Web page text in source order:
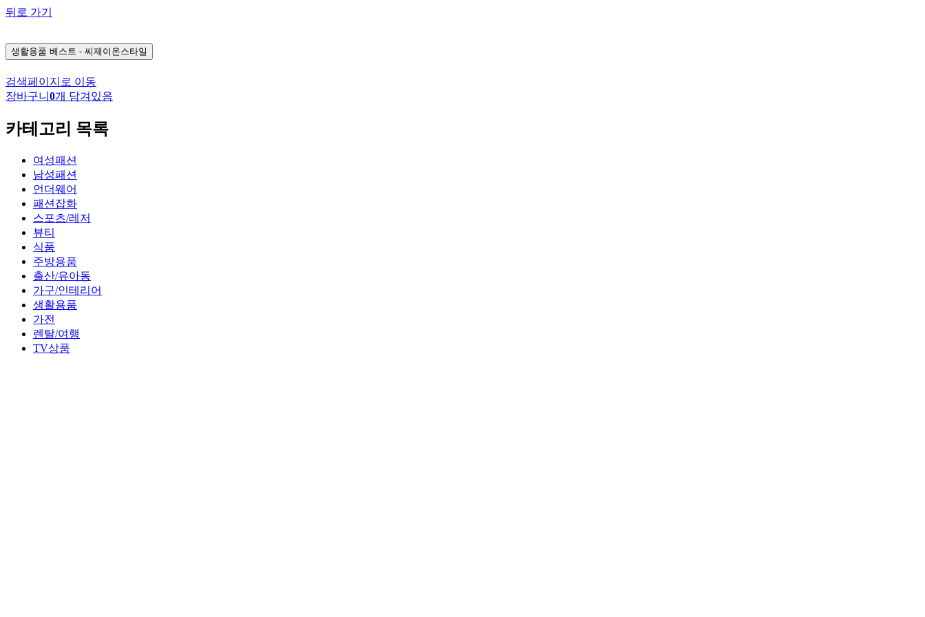
뒤로 가기
생활용품 베스트 - 씨제이온스타일
검색페이지로 이동
장바구니 0개 담겨있음
카테고리 목록
여성패션
남성패션
언더웨어
패션잡화
스포츠/레저
뷰티
식품
주방용품
출산/유아동
가구/인테리어
생활용품
가전
렌탈/여행
TV상품